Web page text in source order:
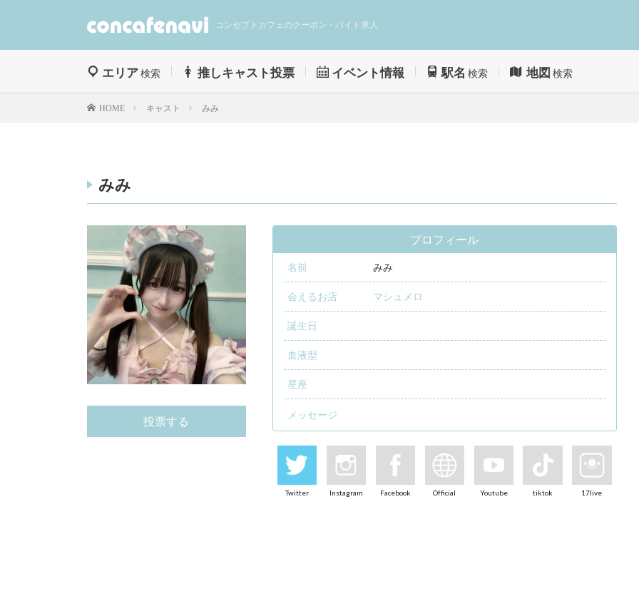
コンセプトカフェのクーポン・バイト求人
エリア検索 推しキャスト投票 イベント情報 駅名 検索 地図 検索
HOME キャスト みみ
みみ
投票する
プロフィール
名前 みみ
会えるお店 マシュメロ
誕生日
血液型
星座
メッセージ
Twitter Instagram Facebook Official Youtube tiktok 17live